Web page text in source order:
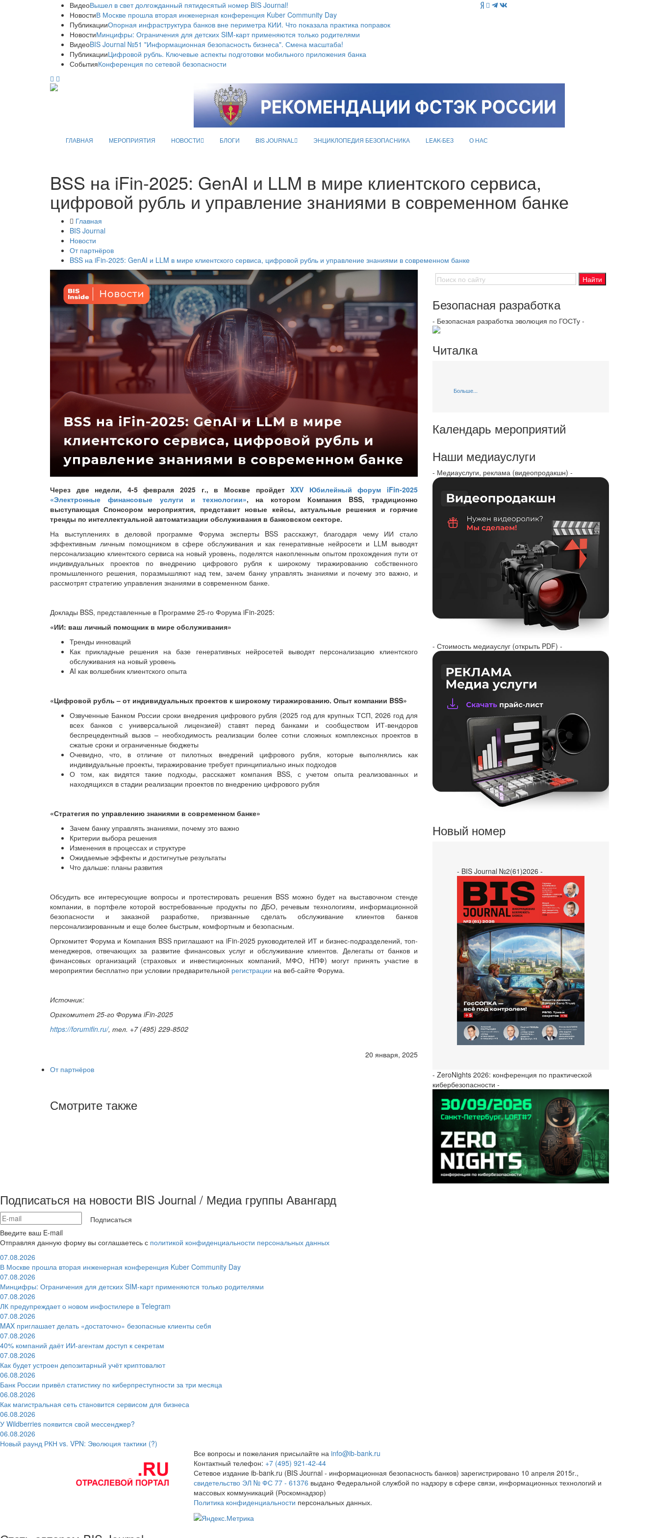
ВидеоВышел в свет долгожданный пятидесятый номер BIS Journal!
НовостиВ Москве прошла вторая инженерная конференция Kuber Community Day
ПубликацииОпорная инфраструктура банков вне периметра КИИ. Что показала практика поправок
НовостиМинцифры: Ограничения для детских SIM-карт применяются только родителями
ВидеоBIS Journal №51 "Информационная безопасность бизнеса". Смена масштаба!
ПубликацииЦифровой рубль. Ключевые аспекты подготовки мобильного приложения банка
СобытияКонференция по сетевой безопасности
ГЛАВНАЯ МЕРОПРИЯТИЯ НОВОСТИ БЛОГИ BIS JOURNAL ЭНЦИКЛОПЕДИЯ БЕЗОПАСНИКА LEAK-БЕЗ О НАС
BSS на iFin-2025: GenAI и LLM в мире клиентского сервиса,
цифровой рубль и управление знаниями в современном банке
Главная
BIS Journal
Новости
От партнёров
BSS на iFin-2025: GenAI и LLM в мире клиентского сервиса, цифровой рубль и управление знаниями в современном банке
Через две недели, 4-5 февраля 2025 г., в Москве пройдетXXV Юбилейный форум iFin-2025
«Электронные финансовые услуги и технологии», на котором Компания BSS, традиционно
выступающая Спонсором мероприятия, представит новые кейсы, актуальные решения и горячие
тренды по интеллектуальной автоматизации обслуживания в банковском секторе.
На выступлениях в деловой программе Форума эксперты BSS расскажут, благодаря чему ИИ стало
эффективным личным помощником в сфере обслуживания и как генеративные нейросети и LLM выводят
персонализацию клиентского сервиса на новый уровень, поделятся накопленным опытом прохождения пути от
индивидуальных проектов по внедрению цифрового рубля к широкому тиражированию собственного
промышленного решения, поразмышляют над тем, зачем банку управлять знаниями и почему это важно, и
рассмотрят стратегию управления знаниями в современном банке.
Доклады BSS, представленные в Программе 25-го Форума iFin-2025:
«ИИ: ваш личный помощник в мире обслуживания»
Тренды инноваций
Как прикладные решения на базе генеративных нейросетей выводят персонализацию клиентского
обслуживания на новый уровень
AI как волшебник клиентского опыта
«Цифровой рубль – от индивидуальных проектов к широкому тиражированию. Опыт компании BSS»
Озвученные Банком России сроки внедрения цифрового рубля (2025 год для крупных ТСП, 2026 год для
всех банков с универсальной лицензией) ставят перед банками и сообществом ИТ-вендоров
беспрецедентный вызов – необходимость реализации более сотни сложных комплексных проектов в
сжатые сроки и ограниченные бюджеты
Очевидно, что, в отличие от пилотных внедрений цифрового рубля, которые выполнялись как
индивидуальные проекты, тиражирование требует принципиально иных подходов
О том, как видятся такие подходы, расскажет компания BSS, с учетом опыта реализованных и
находящихся в стадии реализации проектов по внедрению цифрового рубля
«Стратегия по управлению знаниями в современном банке»
Зачем банку управлять знаниями, почему это важно
Критерии выбора решения
Изменения в процессах и структуре
Ожидаемые эффекты и достигнутые результаты
Что дальше: планы развития
Обсудить все интересующие вопросы и протестировать решения BSS можно будет на выставочном стенде
компании, в портфеле которой востребованные продукты по ДБО, речевым технологиям, информационной
безопасности и заказной разработке, призванные сделать обслуживание клиентов банков
персонализированным и еще более быстрым, комфортным и безопасным.
Оргкомитет Форума и Компания BSS приглашают на iFin-2025 руководителей ИТ и бизнес-подразделений, топ-
менеджеров, отвечающих за развитие финансовых услуг и обслуживание клиентов. Делегаты от банков и
финансовых организаций (страховых и инвестиционных компаний, МФО, НПФ) могут принять участие в
мероприятии бесплатно при условии предварительной регистрации на веб-сайте Форума.
Источник:
Оргкомитет 25-го Форума iFin-2025
https://forumifin.ru/, тел. +7 (495) 229-8502
20 января, 2025
От партнёров
Смотрите также
Безопасная разработка
- Безопасная разработка эволюция по ГОСТу -
Читалка
Больше...
Календарь мероприятий
Наши медиауслуги
- Медиауслуги, реклама (видеопродакшн) -
- Стоимость медиауслуг (открыть PDF) -
Новый номер
- BIS Journal №2(61)2026 -
- ZeroNights 2026: конференция по практической
кибербезопасности -
Подписаться на новости BIS Journal / Медиа группы Авангард
Подписаться
Введите ваш E-mail
Отправляя данную форму вы соглашаетесь с политикой конфиденциальности персональных данных
07.08.2026
В Москве прошла вторая инженерная конференция Kuber Community Day
07.08.2026
Минцифры: Ограничения для детских SIM-карт применяются только родителями
07.08.2026
ЛК предупреждает о новом инфостилере в Telegram
07.08.2026
MAX приглашает делать «достаточно» безопасные клиенты себя
07.08.2026
40% компаний даёт ИИ‑агентам доступ к секретам
07.08.2026
Как будет устроен депозитарный учёт криптовалют
06.08.2026
Банк России привёл статистику по киберпреступности за три месяца
06.08.2026
Как магистральная сеть становится сервисом для бизнеса
06.08.2026
У Wildberries появится свой мессенджер?
06.08.2026
Новый раунд РКН vs. VPN: Эволюция тактики (?)
Все вопросы и пожелания присылайте на info@ib-bank.ru
Контактный телефон: +7 (495) 921-42-44
Сетевое издание ib-bank.ru (BIS Journal - информационная безопасность банков) зарегистрировано 10 апреля 2015г.,
свидетельство ЭЛ № ФС 77 - 61376 выдано Федеральной службой по надзору в сфере связи, информационных технологий и
массовых коммуникаций (Роскомнадзор)
Политика конфиденциальности персональных данных.